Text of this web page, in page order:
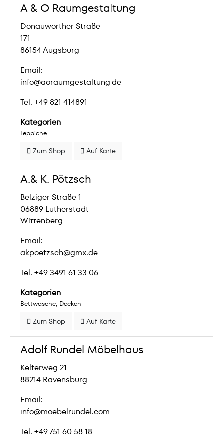
A & O Raumgestaltung
Donauworther Straße
171
86154 Augsburg
Email:
info@aoraumgestaltung.de
Tel. +49 821 414891
Kategorien
Teppiche
Zum Shop Auf Karte
A.& K. Pötzsch
Belziger Straße 1
06889 Lutherstadt
Wittenberg
Email:
akpoetzsch@gmx.de
Tel. +49 3491 61 33 06
Kategorien
Bettwäsche Decken
Zum Shop Auf Karte
Adolf Rundel Möbelhaus
Kelterweg 21
88214 Ravensburg
Email:
info@moebelrundel.com
Tel. +49 751 60 58 18